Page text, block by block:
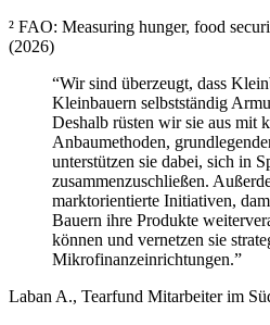
² FAO: Measuring hunger, food
(2026)
“Wir sind überzeugt, dass
Kleinbauern selbstständig
Deshalb rüsten wir sie aus mit
Anbaumethoden,
unterstützen sie dabei, sich in
zusammenzuschließen.
marktorientierte Initiativen,
Bauern ihre Produkte
können und vernetzen sie
Mikrofinanzeinrichtungen.”
Laban A., Tearfund Mitarbeiter im